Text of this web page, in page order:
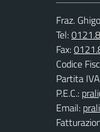
Fraz.
Tel:
Fax:
Codice
Partita
P.E.C.:
Email: